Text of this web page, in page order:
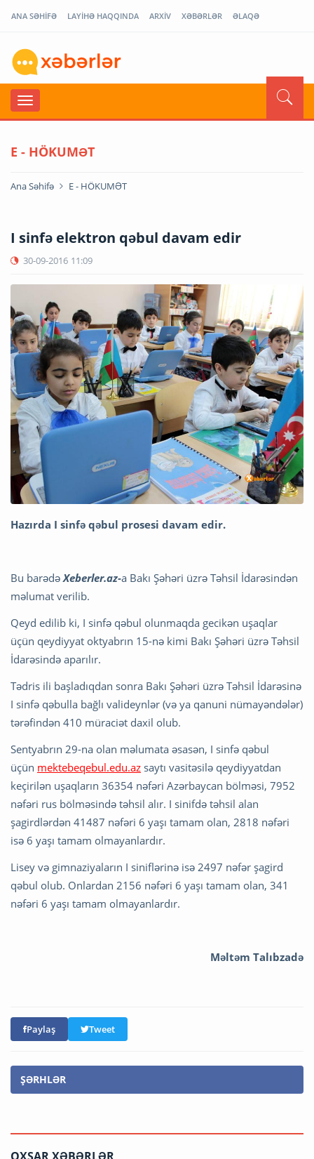
ANA SƏHİFƏ LAYİHƏ HAQQINDA ARXİV XƏBƏRLƏR ƏLAQƏ
E - HÖKUMƏT
Ana Səhifə E - HÖKUMƏT
I sinfə elektron qəbul davam edir
30-09-2016 11:09
Hazırda I sinfə qəbul prosesi davam edir.
Bu barədəXeberler.az-a Bakı Şəhəri üzrə Təhsil İdarəsindən
məlumat verilib.
Qeyd edilib ki, I sinfə qəbul olunmaqda gecikən uşaqlar
üçün qeydiyyat oktyabrın 15-nə kimi Bakı Şəhəri üzrə Təhsil
İdarəsində aparılır.
Tədris ili başladıqdan sonra Bakı Şəhəri üzrə Təhsil İdarəsinə
I sinfə qəbulla bağlı valideynlər (və ya qanuni nümayəndələr)
tərəfindən 410 müraciət daxil olub.
Sentyabrın 29-na olan məlumata əsasən, I sinfə qəbul
üçün mektebeqebul.edu.az saytı vasitəsilə qeydiyyatdan
keçirilən uşaqların 36354 nəfəri Azərbaycan bölməsi, 7952
nəfəri rus bölməsində təhsil alır. I sinifdə təhsil alan
şagirdlərdən 41487 nəfəri 6 yaşı tamam olan, 2818 nəfəri
isə 6 yaşı tamam olmayanlardır.
Lisey və gimnaziyaların I siniflərinə isə 2497 nəfər şagird
qəbul olub. Onlardan 2156 nəfəri 6 yaşı tamam olan, 341
nəfəri 6 yaşı tamam olmayanlardır.
Məltəm Talıbzadə
Paylaş Tweet
ŞƏRHLƏR